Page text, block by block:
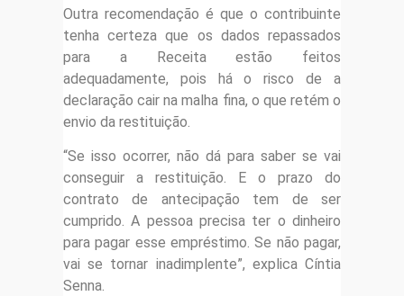
Outra recomendação é que o contribuinte
tenha certeza que os dados repassados
para a Receita estão feitos
adequadamente, pois há o risco de a
declaração cair na malha fina, o que retém o
envio da restituição.
“Se isso ocorrer, não dá para saber se vai
conseguir a restituição. E o prazo do
contrato de antecipação tem de ser
cumprido. A pessoa precisa ter o dinheiro
para pagar esse empréstimo. Se não pagar,
vai se tornar inadimplente”, explica Cíntia
Senna.